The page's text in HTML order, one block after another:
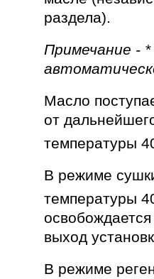
раздела).
Примечание -
Масло
от
температуры
В режиме
температуры
выход
В режиме